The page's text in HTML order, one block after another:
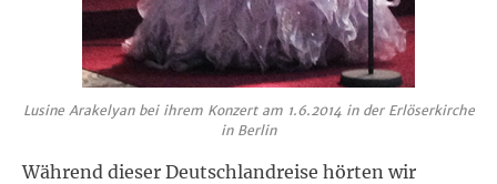
Lusine Arakelyan bei ihrem Konzert am 1.6.2014 in der Erlöserkirche
in Berlin
Während dieser Deutschlandreise hörten wir